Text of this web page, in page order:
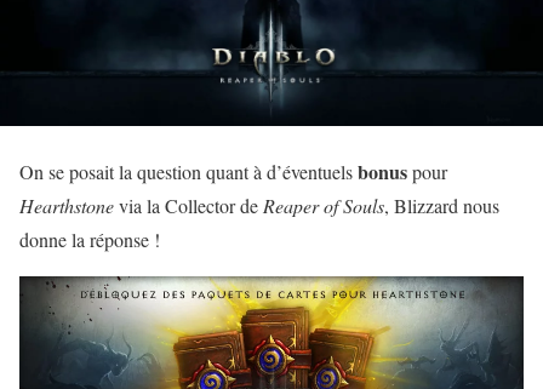
On se posait la question quant à d’éventuelsbonuspour
Hearthstonevia la Collector de Reaper of Souls, Blizzard nous
donne la réponse !